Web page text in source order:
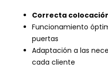
Correcta
Funcionamiento
puertas
Adaptación a las
cada cliente